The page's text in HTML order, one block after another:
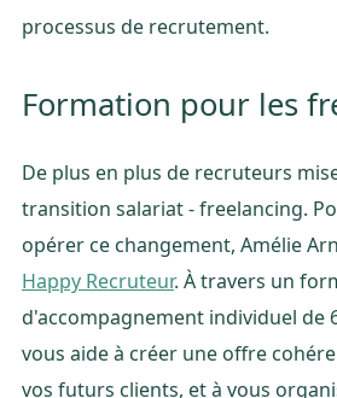
processus de recrutement.
Formation pour les
De plus en plus de recruteurs
transition salariat - freelancing.
opérer ce changement, Amélie
Happy Recruteur. À travers un
d'accompagnement individuel de
vous aide à créer une offre
vos futurs clients, et à vous